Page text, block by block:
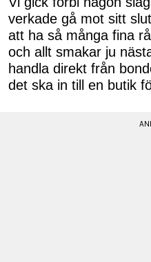
verkade gå mot sitt
att ha så många fina
och allt smakar ju
handla direkt från
det ska in till en butik